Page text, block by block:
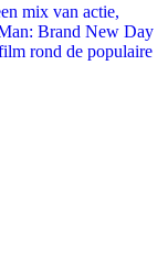
mix van actie,
Brand New Day
rond de populaire